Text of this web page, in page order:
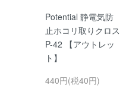
Potential 静電気防
止ホコリ取りクロス
P-42 【アウトレッ
ト】
440円(税40円)